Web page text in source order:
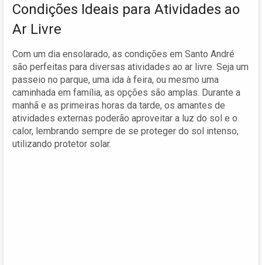
Condições Ideais para Atividades ao
Ar Livre
Com um dia ensolarado, as condições em Santo André
são perfeitas para diversas atividades ao ar livre. Seja um
passeio no parque, uma ida à feira, ou mesmo uma
caminhada em família, as opções são amplas. Durante a
manhã e as primeiras horas da tarde, os amantes de
atividades externas poderão aproveitar a luz do sol e o
calor, lembrando sempre de se proteger do sol intenso,
utilizando protetor solar.